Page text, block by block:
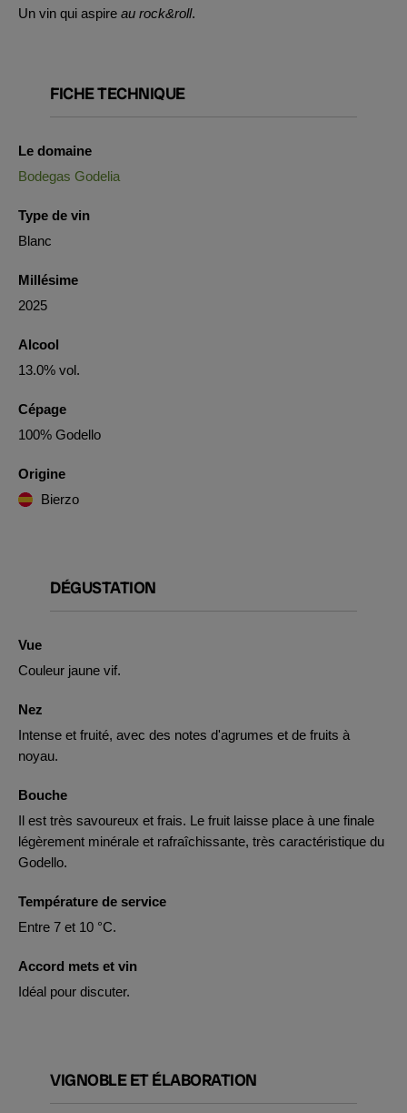
Un vin qui aspire au rock&roll.
FICHE TECHNIQUE
Le domaine
Bodegas Godelia
Type de vin
Blanc
Millésime
2025
Alcool
13.0% vol.
Cépage
100% Godello
Origine
Bierzo
DÉGUSTATION
Vue
Couleur jaune vif.
Nez
Intense et fruité, avec des notes d'agrumes et de fruits à
noyau.
Bouche
Il est très savoureux et frais. Le fruit laisse place à une finale
légèrement minérale et rafraîchissante, très caractéristique du
Godello.
Température de service
Entre 7 et 10 °C.
Accord mets et vin
Idéal pour discuter.
VIGNOBLE ET ÉLABORATION